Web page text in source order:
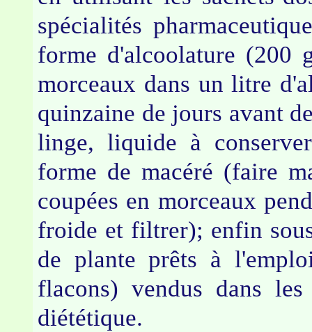
spécialités
forme d'alcoolature (200
morceaux dans un litre
quinzaine de jours avant
linge, liquide à
forme de macéré (faire
coupées en morceaux
froide et filtrer); enfin
de plante prêts à
flacons) vendus dans
diététique.